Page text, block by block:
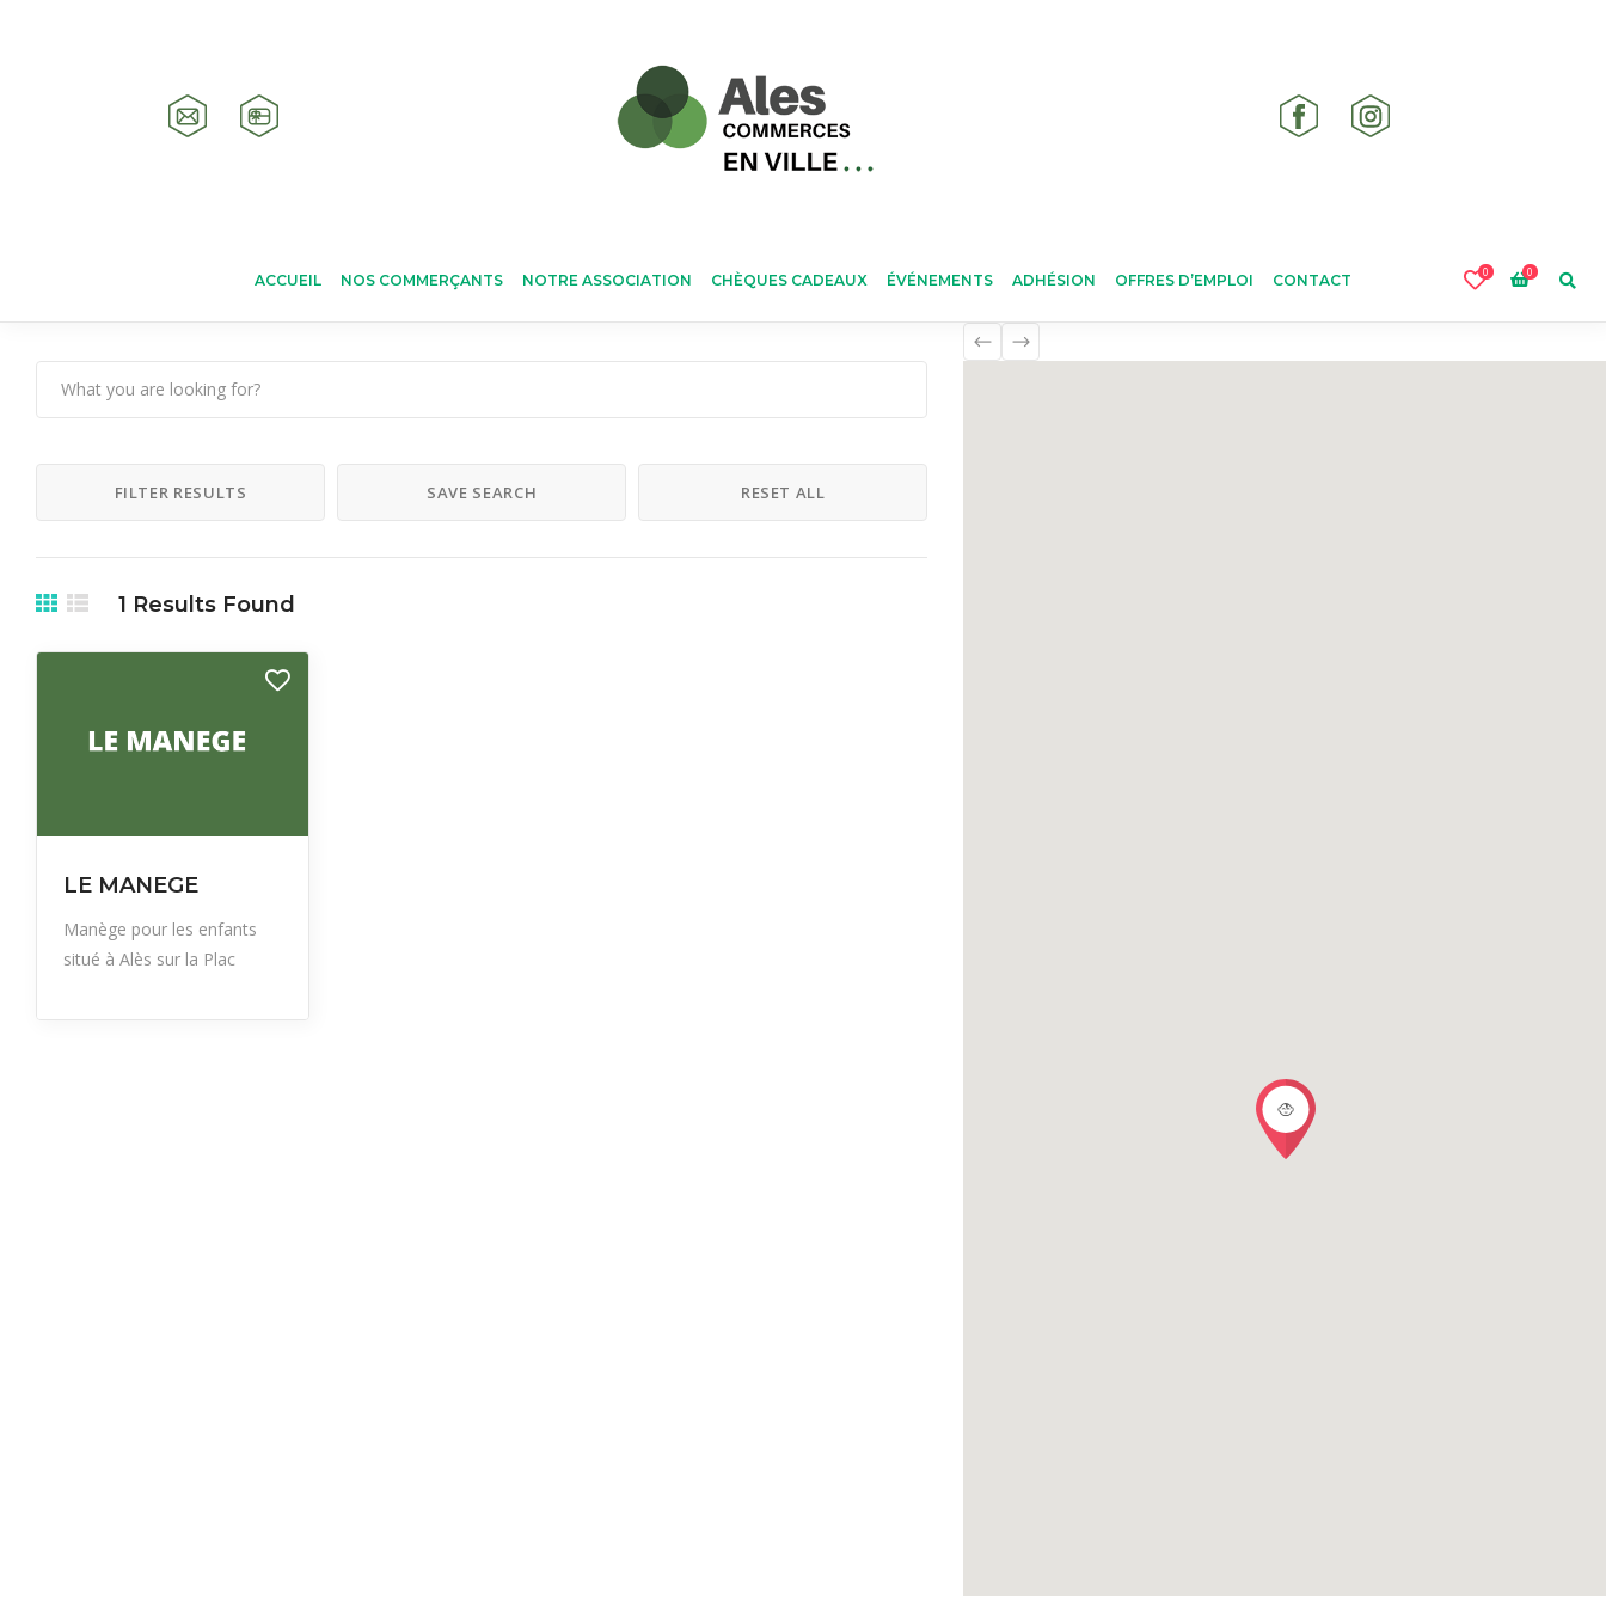
ACCUEIL NOS COMMERÇANTS NOTRE ASSOCIATION CHÈQUES CADEAUX ÉVÉNEMENTS ADHÉSION OFFRES D’EMPLOI CONTACT 0 0
FILTER RESULTS SAVE SEARCH RESET ALL
1 Results Found
LE MANEGE
Manège pour les enfants
situé à Alès sur la Plac